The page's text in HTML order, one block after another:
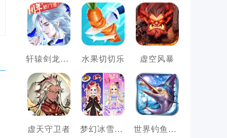
轩辕剑龙舞云山 水果切切乐 虚空风暴
虚天守卫者 梦幻冰雪公主变装女王 世界钓鱼之旅